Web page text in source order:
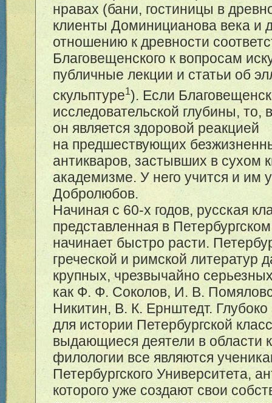
нравах (бани, гостиницы в
клиенты Доминицианова века и
отношению к древности
Благовещенского к вопросам
публичные лекции и статьи об
скульптуре1). Если
исследовательской глубины, то,
он является здоровой реакцией
на предшествующих
антикваров, застывших в сухом
академизме. У него учится и им
Добролюбов.
Начиная с 60-х годов, русская
представленная в
начинает быстро расти.
греческой и римской литератур
крупных, чрезвычайно
как Ф. Ф. Соколов, И. В.
Никитин, В. К. Ернштедт.
для истории Петербургской
выдающиеся деятели в области
филологии все являются
Петербургского Университета,
которого уже создают свои